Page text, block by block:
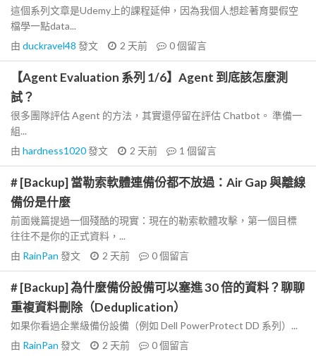
這個系列文章是Udemy上的課程延伸，因為我個人想趁著育嬰假空
檔學一點data...
由 duckravel48 發文 2 天前 0個留言
【Agent Evaluation 系列 1/6】Agent 到底該怎麼測
試？
很多團隊評估 Agent 的方法，其實還停留在評估 Chatbot。 準備一
組...
由 hardness1020發文 2 天前 1 個留言
# [Backup] 當勒索軟體連備份都不放過：Air Gap 與離線
備份是什麼
前面幾篇提過一個殘酷的現實：現在的勒索軟體攻擊，第一個目標
往往不是你的正式資料，...
由 RainPan 發文 2 天前 0個留言
# [Backup] 為什麼備份設備可以塞進 30 倍的資料？聊聊
重複資料刪除（Deduplication）
如果你看過企業級備份設備（例如 Dell PowerProtect DD 系列）...
由 RainPan 發文 2 天前 0個留言